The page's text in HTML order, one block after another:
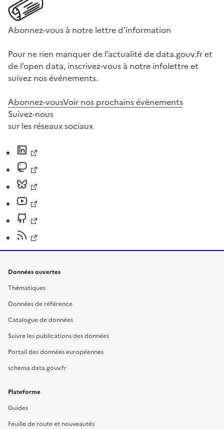
Abonnez-vous à notre lettre d'information
Pour ne rien manquer de l’actualité de data.gouv.fr et
de l’open data, inscrivez-vous à notre infolettre et
suivez nos événements.
Abonnez-vousVoir nos prochains évènements
Suivez-nous
sur les réseaux sociaux
Données ouvertes
Thématiques
Données de référence
Catalogue de données
Suivre les publications des données
Portail des données européennes
schema.data.gouv.fr
Plateforme
Guides
Feuille de route et nouveautés